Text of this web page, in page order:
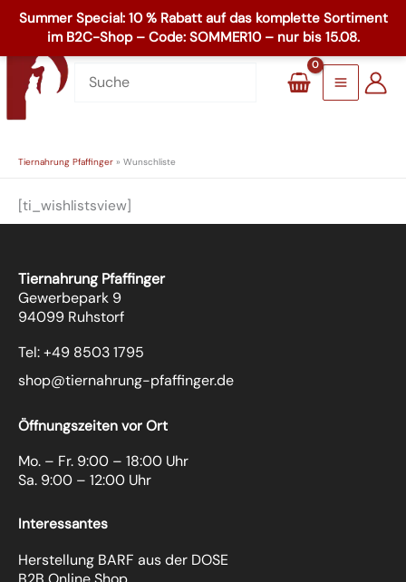
Zum
Inhalt
springen
☏+49 8503 1795
Main
Menu
Tiernahrung Pfaffinger » Wunschliste
[ti_wishlistsview]
Tiernahrung Pfaffinger
Gewerbepark 9
94099 Ruhstorf
Tel: +49 8503 1795
shop@tiernahrung-pfaffinger.de
Öffnungszeiten vor Ort
Mo. – Fr. 9:00 – 18:00 Uhr
Sa. 9:00 – 12:00 Uhr
Interessantes
Herstellung BARF aus der DOSE